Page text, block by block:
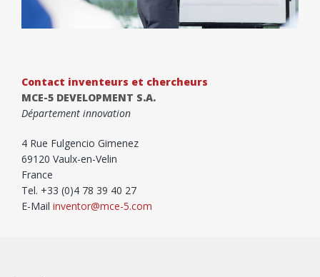
Contact inventeurs et chercheurs
MCE-5 DEVELOPMENT S.A.
Département innovation
4 Rue Fulgencio Gimenez
69120 Vaulx-en-Velin
France
Tel. +33 (0)4 78 39 40 27
E-Mail inventor@mce-5.com